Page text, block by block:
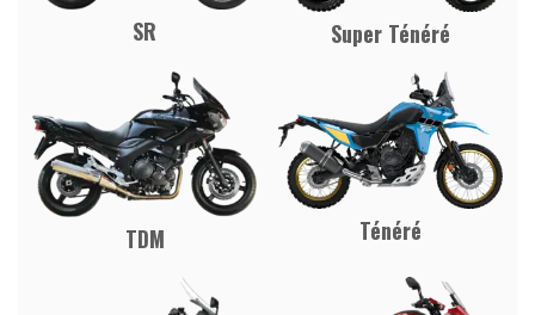
SR Super Ténéré
TDM Ténéré